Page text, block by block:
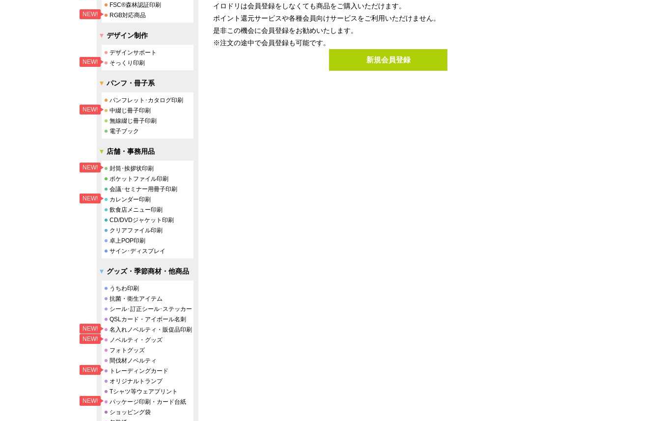
イロドリは会員登録をしなくても商品をご購入いただけます。
ポイント還元サービスや各種会員向けサービスをご利用いただけません。
是非この機会に会員登録をお勧めいたします。
※注文の途中で会員登録も可能です。
新規会員登録
FSC®森林認証印刷
NEW! RGB対応商品
デザイン制作
デザインサポート
NEW! そっくり印刷
パンフ・冊子系
パンフレット･カタログ印刷
NEW!
中綴じ冊子印刷
無線綴じ冊子印刷
電子ブック
店舗・事務用品
NEW!
封筒･挨拶状印刷
ポケットファイル印刷
会議･セミナー用冊子印刷
NEW!
カレンダー印刷
飲食店メニュー印刷
CD/DVDジャケット印刷
クリアファイル印刷
卓上POP印刷
サイン･ディスプレイ
グッズ・季節商材・他商品
うちわ印刷
抗菌・衛生アイテム
シール･訂正シール･ステッカー
QSLカード・アイボール名刺
NEW! 名入れノベルティ・販促品印刷
NEW!
ノベルティ・グッズ
フォトグッズ
間伐材ノベルティ
NEW!
トレーディングカード
オリジナルトランプ
Tシャツ等ウェアプリント
NEW!
パッケージ印刷・カード台紙
ショッピング袋